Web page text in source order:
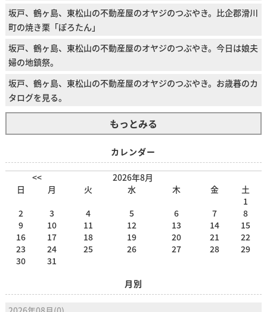
坂戸、鶴ヶ島、東松山の不動産屋のオヤジのつぶやき。比企郡滑川
町の焼き栗「ぽろたん」
坂戸、鶴ヶ島、東松山の不動産屋のオヤジのつぶやき。今日は娘夫
婦の地鎮祭。
坂戸、鶴ヶ島、東松山の不動産屋のオヤジのつぶやき。お歳暮のカ
タログを見る。
もっとみる
カレンダー
<<
2026年8月
日
月 火 水 木 金
土
1
2
3 4 5 6 7
8
9
10 11 12 13 14
15
16
17 18 19 20 21
22
23
24 25 26 27 28
29
30
31
月別